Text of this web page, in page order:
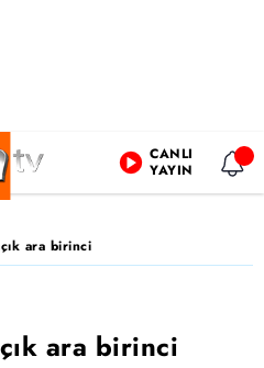
CANLI
YAYIN
ara birinci
ara birinci